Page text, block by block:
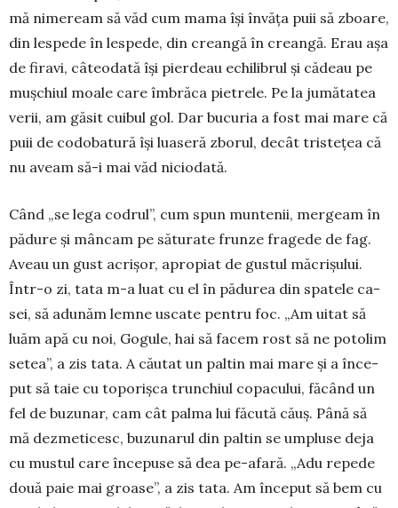
mă nimeream să văd cum mama își învăța puii să zboare,
din lespede în les­pe­de, din crean­gă în creangă. Erau așa
de fi­ravi, câteodată își pierdeau echilibrul și că­deau pe
muș­chiul moale care îmbrăca pie­trele. Pe la jumă­ta­tea
verii, am găsit cuibul gol. Dar bucuria a fost mai mare că
puii de codobatură își luaseră zborul, decât tristețea că
nu aveam să-i mai văd niciodată.
Când „se lega codrul”, cum spun muntenii, mer­geam în
pădure și mâncam pe săturate frunze fragede de fag.
Aveau un gust acrișor, apropiat de gustul măcrișului.
Într-o zi, tata m-a luat cu el în pădurea din spatele ca­
sei, să adunăm lemne us­ca­te pentru foc. „Am ui­tat să
luăm apă cu noi, Gogule, hai să facem rost să ne potolim
setea”, a zis tata. A căutat un pal­tin mai mare și a în­ce­
put să taie cu toporișca trunchiul copacului, fă­când un
fel de buzunar, cam cât palma lui făcută căuș. Până să
mă dez­me­ticesc, buzunarul din pal­tin se umpluse deja
cu mustul care începuse să dea pe-afară. „Adu repede
două paie mai groase”, a zis tata. Am început să bem cu